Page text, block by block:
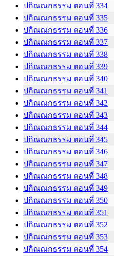
ปกิณณกธรรม ตอนที่ 334
ปกิณณกธรรม ตอนที่ 335
ปกิณณกธรรม ตอนที่ 336
ปกิณณกธรรม ตอนที่ 337
ปกิณณกธรรม ตอนที่ 338
ปกิณณกธรรม ตอนที่ 339
ปกิณณกธรรม ตอนที่ 340
ปกิณณกธรรม ตอนที่ 341
ปกิณณกธรรม ตอนที่ 342
ปกิณณกธรรม ตอนที่ 343
ปกิณณกธรรม ตอนที่ 344
ปกิณณกธรรม ตอนที่ 345
ปกิณณกธรรม ตอนที่ 346
ปกิณณกธรรม ตอนที่ 347
ปกิณณกธรรม ตอนที่ 348
ปกิณณกธรรม ตอนที่ 349
ปกิณณกธรรม ตอนที่ 350
ปกิณณกธรรม ตอนที่ 351
ปกิณณกธรรม ตอนที่ 352
ปกิณณกธรรม ตอนที่ 353
ปกิณณกธรรม ตอนที่ 354